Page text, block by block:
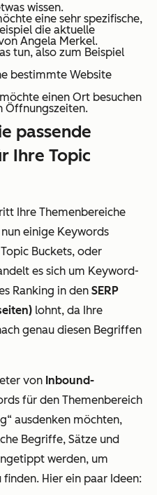
wissen.
eine sehr spezifische,
die aktuelle
Angela Merkel.
tun, also zum Beispiel
bestimmte Website
einen Ort besuchen
Öffnungszeiten.
passende
Ihre Topic
Ihre Themenbereiche
einige Keywords
Buckets, oder
es sich um Keyword-
Ranking in den SERP
lohnt, da Ihre
genau diesen Begriffen
von Inbound-
für den Themenbereich
ausdenken möchten,
Begriffe, Sätze und
werden, um
Hier ein paar Ideen: